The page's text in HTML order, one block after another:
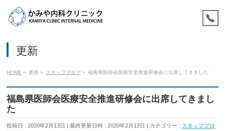
更新
HOME » 更新 » スタッフブログ » 福島県医師会医療安全推進研修会に出席してきました
福島県医師会医療安全推進研修会に出席してきまし
た
投稿日 : 2020年2月13日 最終更新日時 : 2020年2月13日 カテゴリー : スタッフブロ